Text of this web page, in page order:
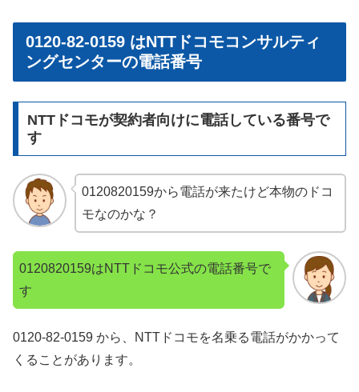
0120-82-0159 はNTTドコモコンサルティ
ングセンターの電話番号
NTTドコモが契約者向けに電話している番号で
す
0120820159から電話が来たけど本物のドコ
モなのかな？
0120820159はNTTドコモ公式の電話番号で
す
0120-82-0159 から、NTTドコモを名乗る電話がかかって
くることがあります。